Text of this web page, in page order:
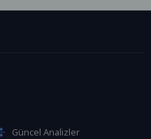
Güncel Analizler